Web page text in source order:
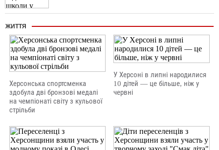
ЖИТТЯ
Херсонська спортсменка
здобула дві бронзові медалі
на чемпіонаті світу з кульової
стрільби
У Херсоні в липні народилися
10 дітей — це більше, ніж у
червні